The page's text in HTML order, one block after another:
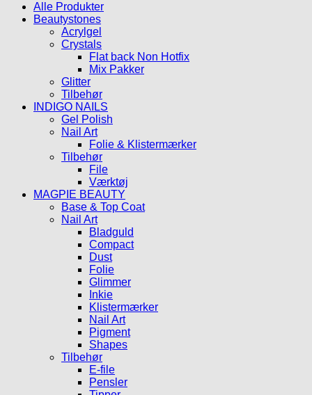
Alle Produkter
Beautystones
Acrylgel
Crystals
Flat back Non Hotfix
Mix Pakker
Glitter
Tilbehør
INDIGO NAILS
Gel Polish
Nail Art
Folie & Klistermærker
Tilbehør
File
Værktøj
MAGPIE BEAUTY
Base & Top Coat
Nail Art
Bladguld
Compact
Dust
Folie
Glimmer
Inkie
Klistermærker
Nail Art
Pigment
Shapes
Tilbehør
E-file
Pensler